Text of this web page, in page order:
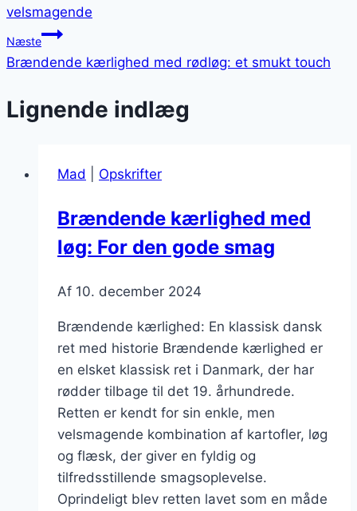
velsmagende
Næste
Brændende kærlighed med rødløg: et smukt touch
Lignende indlæg
Mad Opskrifter
Brændende kærlighed med
løg: For den gode smag
Af 10. december 2024
Brændende kærlighed: En klassisk dansk
ret med historie Brændende kærlighed er
en elsket klassisk ret i Danmark, der har
rødder tilbage til det 19. århundrede.
Retten er kendt for sin enkle, men
velsmagende kombination af kartofler, løg
og flæsk, der giver en fyldig og
tilfredsstillende smagsoplevelse.
Oprindeligt blev retten lavet som en måde